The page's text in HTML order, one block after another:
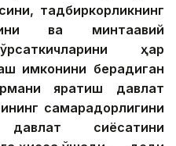
тадбиркорликнинг
ва минтақавий
ҳар
имконини берадиган
яратиш давлат
самарадорлигини
сиёсатини